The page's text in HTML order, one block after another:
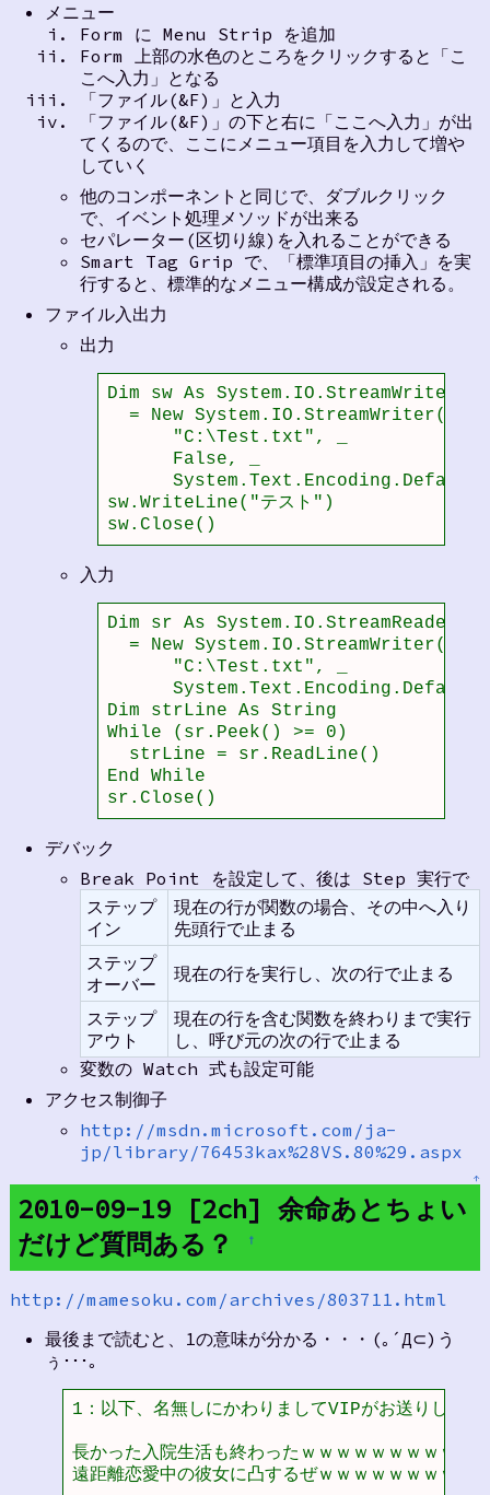
メニュー
Form に Menu Strip を追加
Form 上部の水色のところをクリックすると「こ
こへ入力」となる
「ファイル(&F)」と入力
「ファイル(&F)」の下と右に「ここへ入力」が出
てくるので、ここにメニュー項目を入力して増や
していく
他のコンポーネントと同じで、ダブルクリック
で、イベント処理メソッドが出来る
セパレーター(区切り線)を入れることができる
Smart Tag Grip で、「標準項目の挿入」を実
行すると、標準的なメニュー構成が設定される。
ファイル入出力
出力
Dim sw As System.IO.StreamWriter _
  = New System.IO.StreamWriter( _
"C:\Test.txt", _
False, _
System.Text.Encoding.Default)
sw.WriteLine("テスト")
sw.Close()
入力
Dim sr As System.IO.StreamReader _
  = New System.IO.StreamWriter( _
"C:\Test.txt", _
System.Text.Encoding.Default)
Dim strLine As String
While (sr.Peek() >= 0)                '
  strLine = sr.ReadLine()
End While
sr.Close()
デバック
Break Point を設定して、後は Step 実行で
ステップ
イン
現在の行が関数の場合、その中へ入り
先頭行で止まる
ステップ
オーバー
現在の行を実行し、次の行で止まる
ステップ
アウト
現在の行を含む関数を終わりまで実行
し、呼び元の次の行で止まる
変数の Watch 式も設定可能
アクセス制御子
http://msdn.microsoft.com/ja-
jp/library/76453kax%28VS.80%29.aspx
↑
2010-09-19 [2ch] 余命あとちょい
だけど質問ある？
†
http://mamesoku.com/archives/803711.html
最後まで読むと、1の意味が分かる・・・(｡´Д⊂)う
ぅ･･･｡
1：以下、名無しにかわりましてVIPがお送り
長かった入院生活も終わったｗｗｗｗｗｗｗｗｗｗ
遠距離恋愛中の彼女に凸するぜｗｗｗｗｗｗｗｗｗ